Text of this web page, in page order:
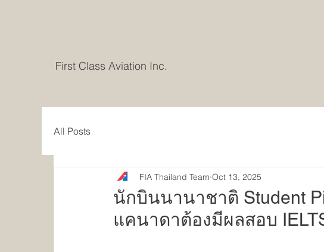
First Class Aviation Inc.
All Posts
นักบินนานาชาติ Student
แคนาดาต้องมีผลสอบ
FIA Thailand Team Oct 13, 2025